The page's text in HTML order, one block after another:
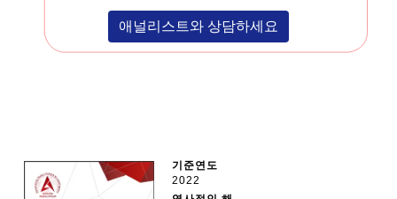
애널리스트와 상담하세요
기준연도
2022